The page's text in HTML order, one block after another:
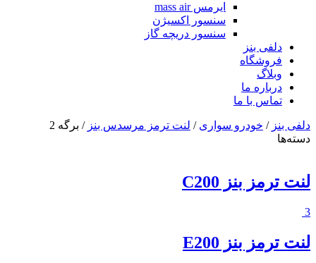
ایرمس mass air
سنسور اکسیژن
سنسور دریچه گاز
دلفی بنز
فروشگاه
وبلاگ
درباره ما
تماس با ما
دلفی بنز / خودرو سواری / لنت ترمز مرسدس بنز / برگه 2
دسته‌ها
لنت ترمز بنز C200
3
لنت ترمز بنز E200